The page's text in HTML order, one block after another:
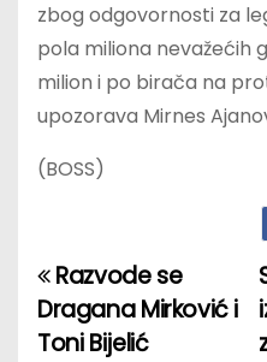
zbog odgovornosti za
pola miliona nevažećih
milion i po birača na
upozorava Mirnes
(BOSS)
P
o
Razvode se
Dragana Mirković i
Toni Bijelić